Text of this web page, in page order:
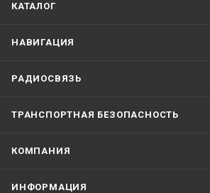
КАТАЛОГ
НАВИГАЦИЯ
РАДИОСВЯЗЬ
ТРАНСПОРТНАЯ БЕЗОПАСНОСТЬ
КОМПАНИЯ
ИНФОРМАЦИЯ